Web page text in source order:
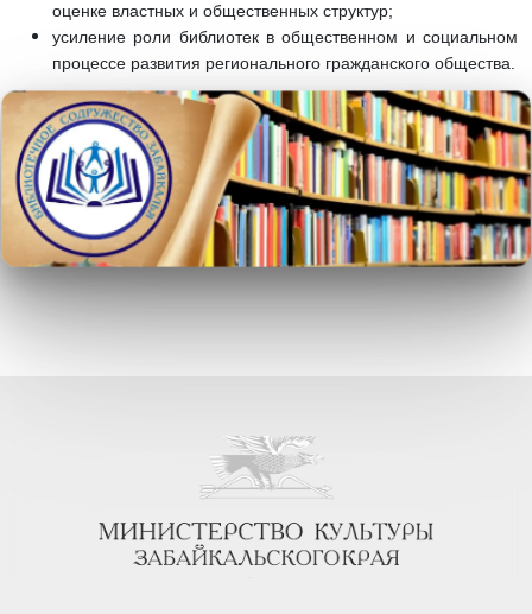
оценке властных и общественных структур;
усиление роли библиотек в общественном и социальном
процессе развития регионального гражданского общества.